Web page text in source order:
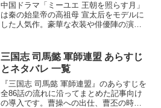
中国ドラマ「ミーユエ 王朝を照らす月」
は秦の始皇帝の高祖母 宣太后をモデルに
した人気作。豪華な衣装や俳優陣の演技
渠王との関係など、ドラマと史実の違い
を詳しく解説します。歴史ファンもドラ
マファンも必見です！
三国志 司馬懿 軍師連盟 あらすじ
とネタバレ 一覧
『三国志 司馬懿 軍師連盟』のあらすじを
全86話の流れに沿ってまとめた記事向け
の導入です。曹操への出仕、曹丕の時